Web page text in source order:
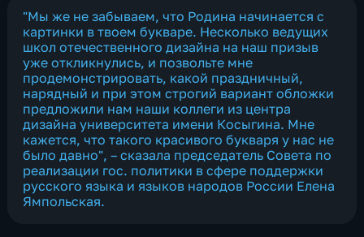
"Мы же не забываем, что Родина начинается с
картинки в твоем букваре. Несколько ведущих
школ отечественного дизайна на наш призыв
уже откликнулись, и позвольте мне
продемонстрировать, какой праздничный,
нарядный и при этом строгий вариант обложки
предложили нам наши коллеги из центра
дизайна университета имени Косыгина. Мне
кажется, что такого красивого букваря у нас не
было давно", – сказала председатель Совета по
реализации гос. политики в сфере поддержки
русского языка и языков народов России Елена
Ямпольская.